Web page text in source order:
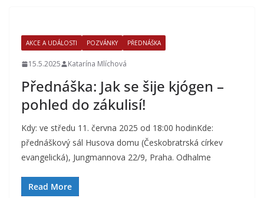
AKCE A UDÁLOSTI POZVÁNKY PŘEDNÁŠKA
15.5.2025 Katarína Mlíchová
Přednáška: Jak se šije kjógen –
pohled do zákulisí!
Kdy: ve středu 11. června 2025 od 18:00 hodinKde:
přednáškový sál Husova domu (Českobratrská církev
evangelická), Jungmannova 22/9, Praha. Odhalme
Read More